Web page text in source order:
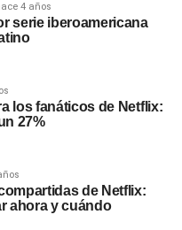
4 años
serie iberoamericana
los fanáticos de Netflix:
27%
de Netflix:
ahora y cuándo